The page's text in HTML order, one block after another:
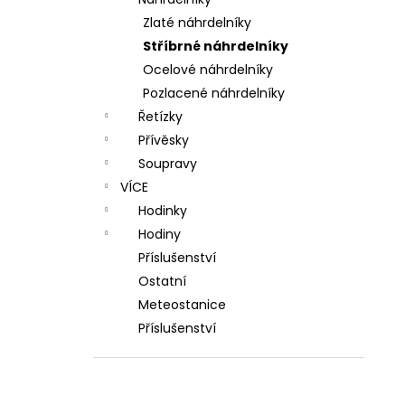
Zlaté náhrdelníky
Stříbrné náhrdelníky
Ocelové náhrdelníky
Pozlacené náhrdelníky
Řetízky
Přívěsky
Soupravy
VÍCE
Hodinky
Hodiny
Příslušenství
Ostatní
Meteostanice
Příslušenství